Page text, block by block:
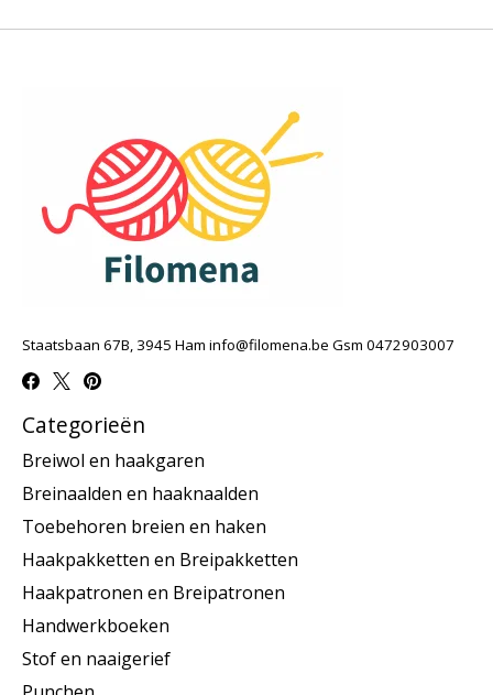
Staatsbaan 67B, 3945 Ham info@filomena.be Gsm 0472903007
Categorieën
Breiwol en haakgaren
Breinaalden en haaknaalden
Toebehoren breien en haken
Haakpakketten en Breipakketten
Haakpatronen en Breipatronen
Handwerkboeken
Stof en naaigerief